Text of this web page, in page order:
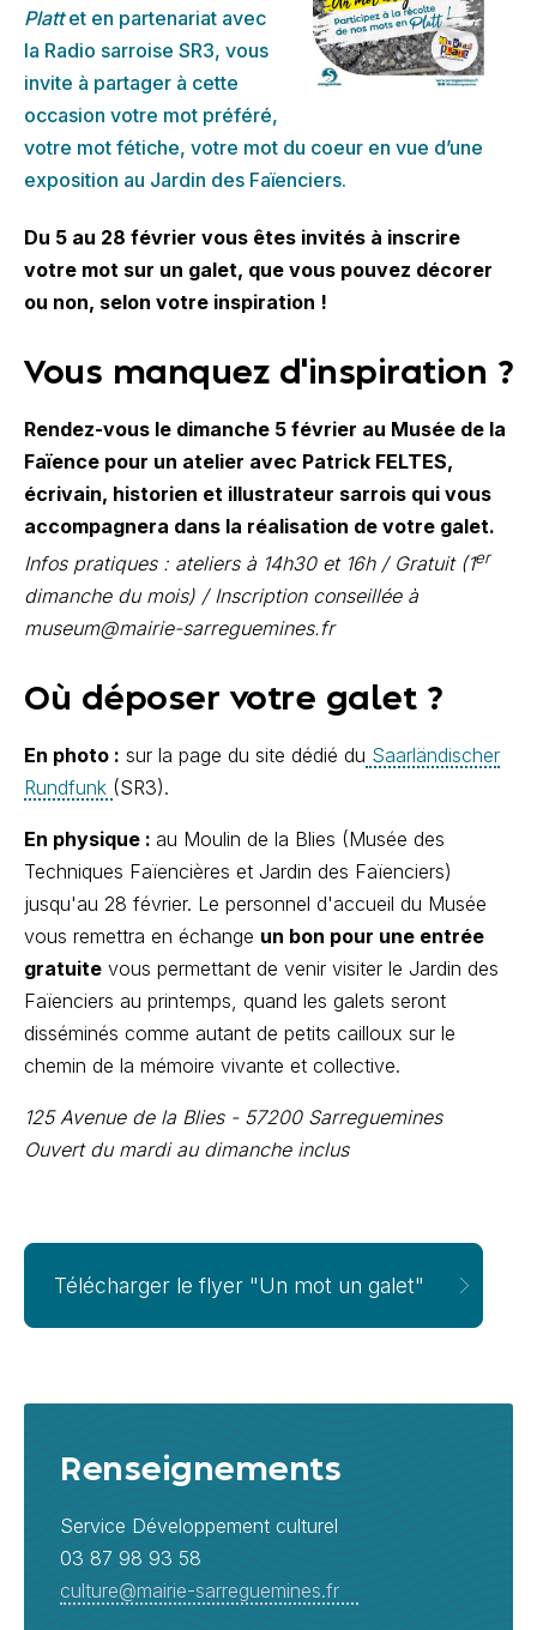
Plattet en partenariat avec
la Radio sarroise SR3, vous
invite à partager à cette
occasion votre mot préféré,
votre mot fétiche, votre mot du coeur en vue d’une
exposition au Jardin des Faïenciers.
Du 5 au 28 février vous êtes invités à inscrire
votre mot sur un galet, que vous pouvez décorer
ou non, selon votre inspiration !
Vous manquez d'inspiration ?
Rendez-vous le dimanche 5 février au Musée de la
Faïence pour un atelier avec Patrick FELTES,
écrivain, historien et illustrateur sarrois qui vous
accompagnera dans la réalisation de votre galet.
Infos pratiques : ateliers à 14h30 et 16h / Gratuit (1er
dimanche du mois) / Inscription conseillée à
museum@mairie-sarreguemines.fr
Où déposer votre galet ?
En photo : sur la page du site dédié du Saarländischer
Rundfunk (SR3).
En physique : au Moulin de la Blies (Musée des
Techniques Faïencières et Jardin des Faïenciers)
jusqu'au 28 février. Le personnel d'accueil du Musée
vous remettra en échange un bon pour une entrée
gratuite vous permettant de venir visiter le Jardin des
Faïenciers au printemps, quand les galets seront
disséminés comme autant de petits cailloux sur le
chemin de la mémoire vivante et collective.
125 Avenue de la Blies - 57200 Sarreguemines
Ouvert du mardi au dimanche inclus
Télécharger le flyer "Un mot un galet"
Renseignements
Service Développement culturel
03 87 98 93 58
culture@mairie-sarreguemines.fr